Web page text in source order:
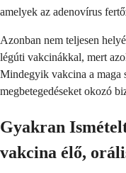
amelyek az adenovírus
Azonban nem teljesen
légúti vakcinákkal, mert
Mindegyik vakcina a maga
megbetegedéseket okozó
Gyakran
vakcina élő,